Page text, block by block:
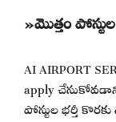
»మొత్తం
AI AIRPORT
apply
పోస్టుల భర్తీ